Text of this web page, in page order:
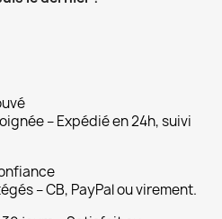
– Expédié en 24h, suivi
– CB, PayPal ou virement.